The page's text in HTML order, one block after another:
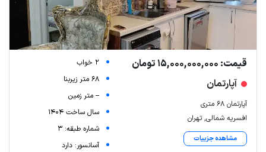
قیمت: 15,000,000,000 تومان
آپارتمان
آپارتمان ۶۸ متری
افسریه شمالی, تهران
مشاهده جزییات
2 خواب
68 متر زیربنا
-- متر زمین
سال ساخت 1404
شماره طبقه: 3
آسانسور: دارد